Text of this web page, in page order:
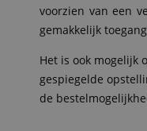
voorzien van een
gemakkelijk
Het is ook mogelijk
gespiegelde
de